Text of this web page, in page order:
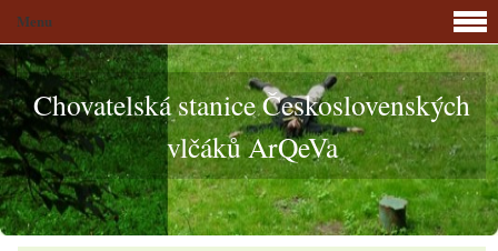
Chovatelská stanice Československých
vlčáků ArQeVa
Menu